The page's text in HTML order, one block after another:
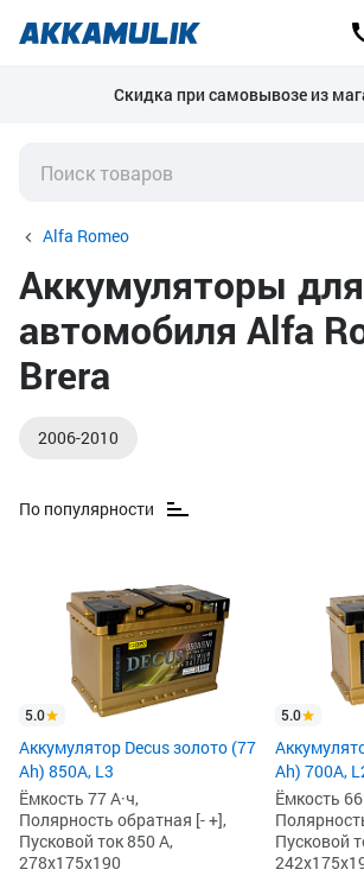
Скидка при самовывозе из
Alfa Romeo
Аккумуляторы для
автомобиля Alfa
Brera
2006-2010
По популярности
5.0
Аккумулятор Decus золото (77
Ah) 850А, L3
Ёмкость 77 А·ч,
Полярность обратная [- +],
Пусковой ток 850 А,
278x175x190
5.0
Ah) 700A,
Ёмкость 66
Пусковой